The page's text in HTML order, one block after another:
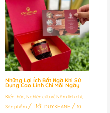
Những Lợi Ích Bất Ngờ Khi Sử
Dụng Cao Linh Chi Mỗi Ngày
Kiến thức, Nghiên cứu về Nấm linh chi,
Sản phẩm/ Bởi DUY KHANH / 10